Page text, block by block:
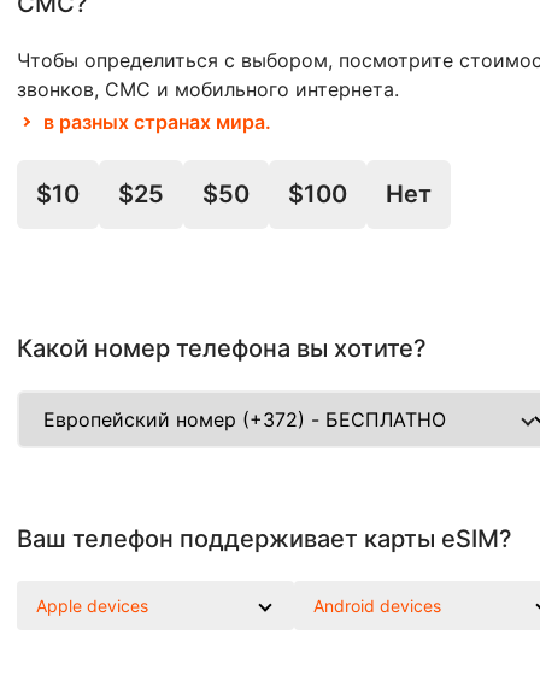
Чтобы определиться с выбором, посмотрите
звонков, СМС и мобильного интернета.
в разных странах мира.
$10 $25 $50 $100 Нет
Какой номер телефона вы хотите?
Ваш телефон поддерживает карты eSIM?
Apple devices Android devices